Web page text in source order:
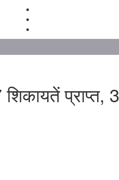
प्राप्त,